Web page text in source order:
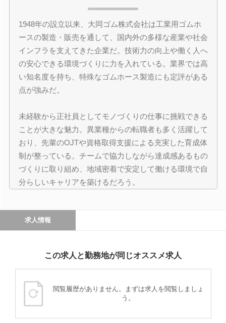
1948年の設立以来、大同ゴム株式会社は工業用ゴムホ
ースの製造・販売を通して、国内外の多様な産業や社会
インフラを支えてきた企業だ。技術力の向上や働く人へ
の安心できる環境づくりに力を入れている。業界では高
い知名度を持ち、特殊なゴムホース製造にも定評がある
点が強みだ。
未経験から正社員としてモノづくりの仕事に挑戦できる
ことが大きな魅力。異業種からの転職者も多く活躍して
おり、先輩のOJTや資格取得支援による充実した育成体
制が整っている。チームで協力しながら達成感あるもの
づくりに取り組め、地域密着で安定して働ける環境で自
分らしいキャリアを築けるだろう。
求人情報
この求人と勤務地が同じオススメ求人
閲覧履歴がありません。まずは求人を閲覧しましょ
う。